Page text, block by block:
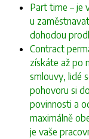
Part time – je
u
dohodou
Contract
získáte až po
smlouvy, lidé
pohovoru si
povinnosti a
maximálně
je vaše